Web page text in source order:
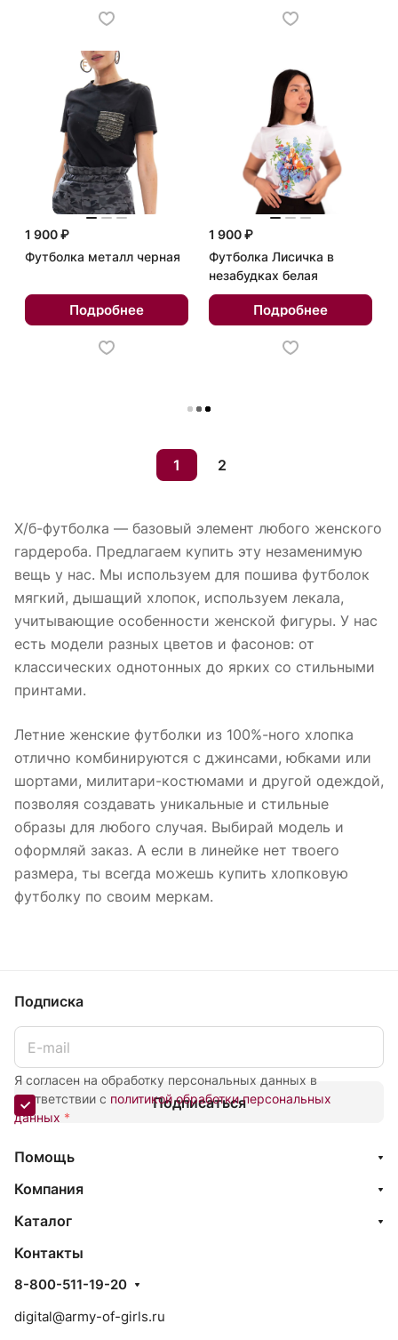
1 900 ₽
Футболка металл черная
Подробнее
1 900 ₽
Футболка Лисичка в
незабудках белая
Подробнее
Загрузить еще
1 2
Х/б-футболка — базовый элемент любого женского
гардероба. Предлагаем купить эту незаменимую
вещь у нас. Мы используем для пошива футболок
мягкий, дышащий хлопок, используем лекала,
учитывающие особенности женской фигуры. У нас
есть модели разных цветов и фасонов: от
классических однотонных до ярких со стильными
принтами.
Летние женские футболки из 100%-ного хлопка
отлично комбинируются с джинсами, юбками или
шортами, милитари-костюмами и другой одеждой,
позволяя создавать уникальные и стильные
образы для любого случая. Выбирай модель и
оформляй заказ. А если в линейке нет твоего
размера, ты всегда можешь купить хлопковую
футболку по своим меркам.
Подписка
Я согласен на обработку персональных данных в
соответствии с политикой обработки персональных
данных *
Подписаться
Помощь
Компания
Каталог
Контакты
8-800-511-19-20
digital@army-of-girls.ru